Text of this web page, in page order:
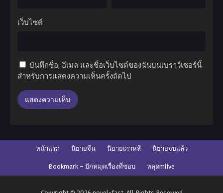
เว็บไซต์
บันทึกชื่อ, อีเมล และชื่อเว็บไซต์ของฉันบนเบราว์เซอร์นี้
สำหรับการแสดงความเห็นครั้งถัดไป
หน้าแรก นิยายจีน นิยายเกาหลี นิยายจบแล้ว
Bookmark – ปักหมุดเรื่องที่ชอบ หลุดmlive